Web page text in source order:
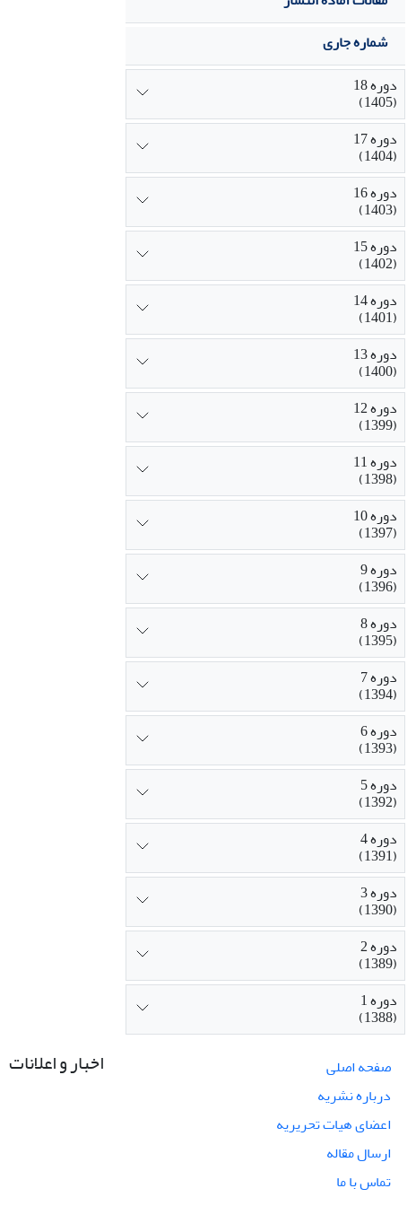
شماره جاری
دوره 18
(1405)
دوره 17
(1404)
دوره 16
(1403)
دوره 15
(1402)
دوره 14
(1401)
دوره 13
(1400)
دوره 12
(1399)
دوره 11
(1398)
دوره 10
(1397)
دوره 9
(1396)
دوره 8
(1395)
دوره 7
(1394)
دوره 6
(1393)
دوره 5
(1392)
دوره 4
(1391)
دوره 3
(1390)
دوره 2
(1389)
دوره 1
(1388)
صفحه اصلی
درباره نشریه
اعضای هیات تحریریه
ارسال مقاله
تماس با ما
اخبار و اعلانات